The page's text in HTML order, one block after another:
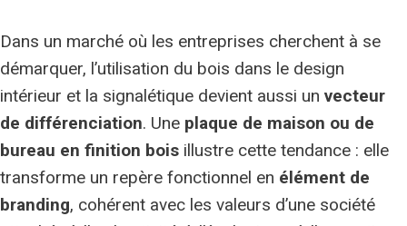
Dans un marché où les entreprises cherchent à se
démarquer, l’utilisation du bois dans le design
intérieur et la signalétique devient aussi un vecteur
de différenciation. Une plaque de maison ou de
bureau en finition bois illustre cette tendance : elle
transforme un repère fonctionnel en élément de
branding, cohérent avec les valeurs d’une société